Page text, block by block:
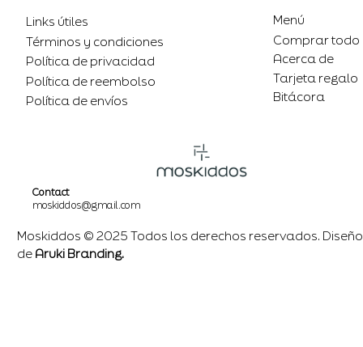
Links útiles
Términos y condiciones
Política de privacidad
Política de reembolso
Política de envíos
Menú
Comprar todo
Acerca de
Tarjeta regalo
Bitácora
Contact
moskiddos@gmail.com
Moskiddos © 2025 Todos los derechos reservados. Diseño
de Aruki Branding.